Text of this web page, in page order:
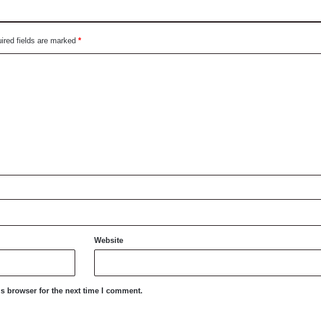
fields are marked *
Website
browser for the next time I comment.